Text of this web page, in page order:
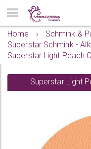
Home
› Schmink &
Superstar Schmink -
Superstar Light Peach
Superstar Light